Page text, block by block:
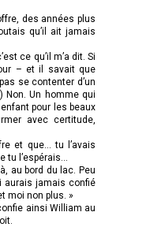
des années plus
qu’il ait jamais
ce qu’il m’a dit. Si
– et il savait que
se contenter d’un
Non. Un homme qui
pour les beaux
avec certitude,
et que… tu l’avais
l’espérais…
au bord du lac. Peu
aurais jamais confié
moi non plus. »
ainsi William au